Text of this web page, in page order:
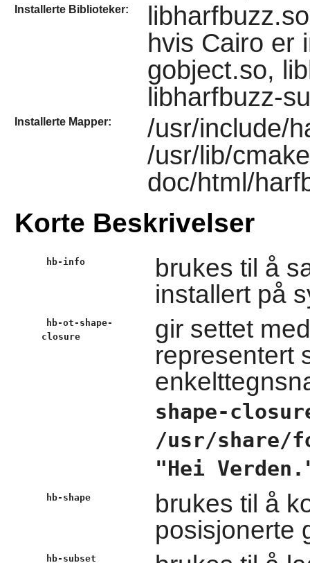
Installerte Biblioteker:
hvis Cairo er
gobject.so,
libharfbuzz-
Installerte Mapper:
/usr/include/
/usr/lib/
doc/html/
Korte Beskrivelser
hb-info
brukes til å
installert på
hb-ot-shape-
closure
gir settet
representert
shape-
/usr/share/
"Hei
hb-shape
brukes til å
posisjonerte
hb-subset